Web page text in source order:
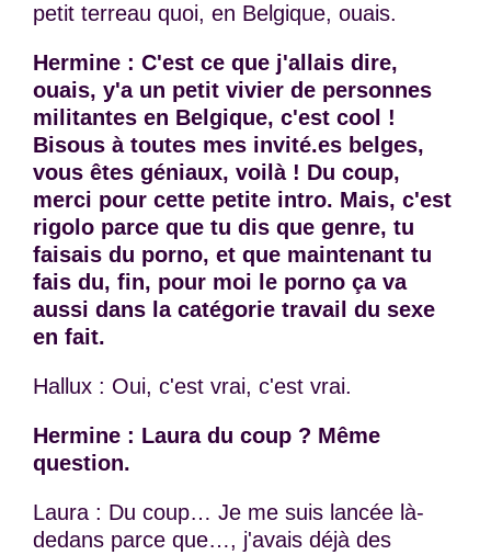
petit terreau quoi, en Belgique, ouais.
Hermine : C'est ce que j'allais dire,
ouais, y'a un petit vivier de personnes
militantes en Belgique, c'est cool !
Bisous à toutes mes invité.es belges,
vous êtes géniaux, voilà ! Du coup,
merci pour cette petite intro. Mais, c'est
rigolo parce que tu dis que genre, tu
faisais du porno, et que maintenant tu
fais du, fin, pour moi le porno ça va
aussi dans la catégorie travail du sexe
en fait.
Hallux : Oui, c'est vrai, c'est vrai.
Hermine : Laura du coup ? Même
question.
Laura : Du coup… Je me suis lancée là-
dedans parce que…, j'avais déjà des